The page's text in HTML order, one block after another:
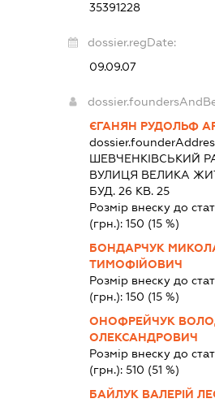
35391228
dossier.regDate:
09.09.07
ЄГАНЯН РУДОЛЬФ
ШЕВЧЕНКІВСЬКИЙ
ВУЛИЦЯ ВЕЛИКА
БУД. 26 КВ. 25
Розмір внеску до
(грн.):150 (15 %)
БОНДАРЧУК
ТИМОФІЙОВИЧ
Розмір внеску до
(грн.):150 (15 %)
ОНОФРЕЙЧУК
ОЛЕКСАНДРОВИЧ
Розмір внеску до
(грн.):510 (51 %)
БАЙЛУК ВАЛЕРІЙ